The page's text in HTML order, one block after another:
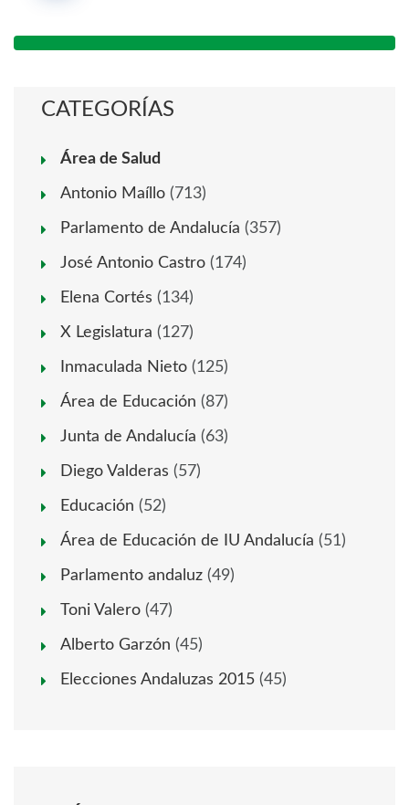
CATEGORÍAS
Área de Salud
Antonio Maíllo (713)
Parlamento de Andalucía (357)
José Antonio Castro (174)
Elena Cortés (134)
X Legislatura (127)
Inmaculada Nieto (125)
Área de Educación (87)
Junta de Andalucía (63)
Diego Valderas (57)
Educación (52)
Área de Educación de IU Andalucía (51)
Parlamento andaluz (49)
Toni Valero (47)
Alberto Garzón (45)
Elecciones Andaluzas 2015 (45)